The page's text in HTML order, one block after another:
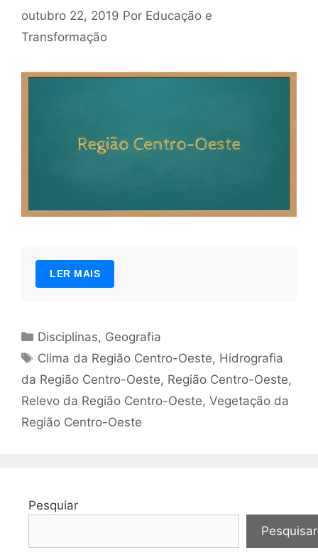
outubro 22, 2019 Por Educação e
Transformação
LER MAIS
Categorias
Disciplinas, Geografia
Tags
Clima da Região Centro-Oeste, Hidrografia
da Região Centro-Oeste, Região Centro-Oeste,
Relevo da Região Centro-Oeste, Vegetação da
Região Centro-Oeste
Pesquiar
Pesquisar